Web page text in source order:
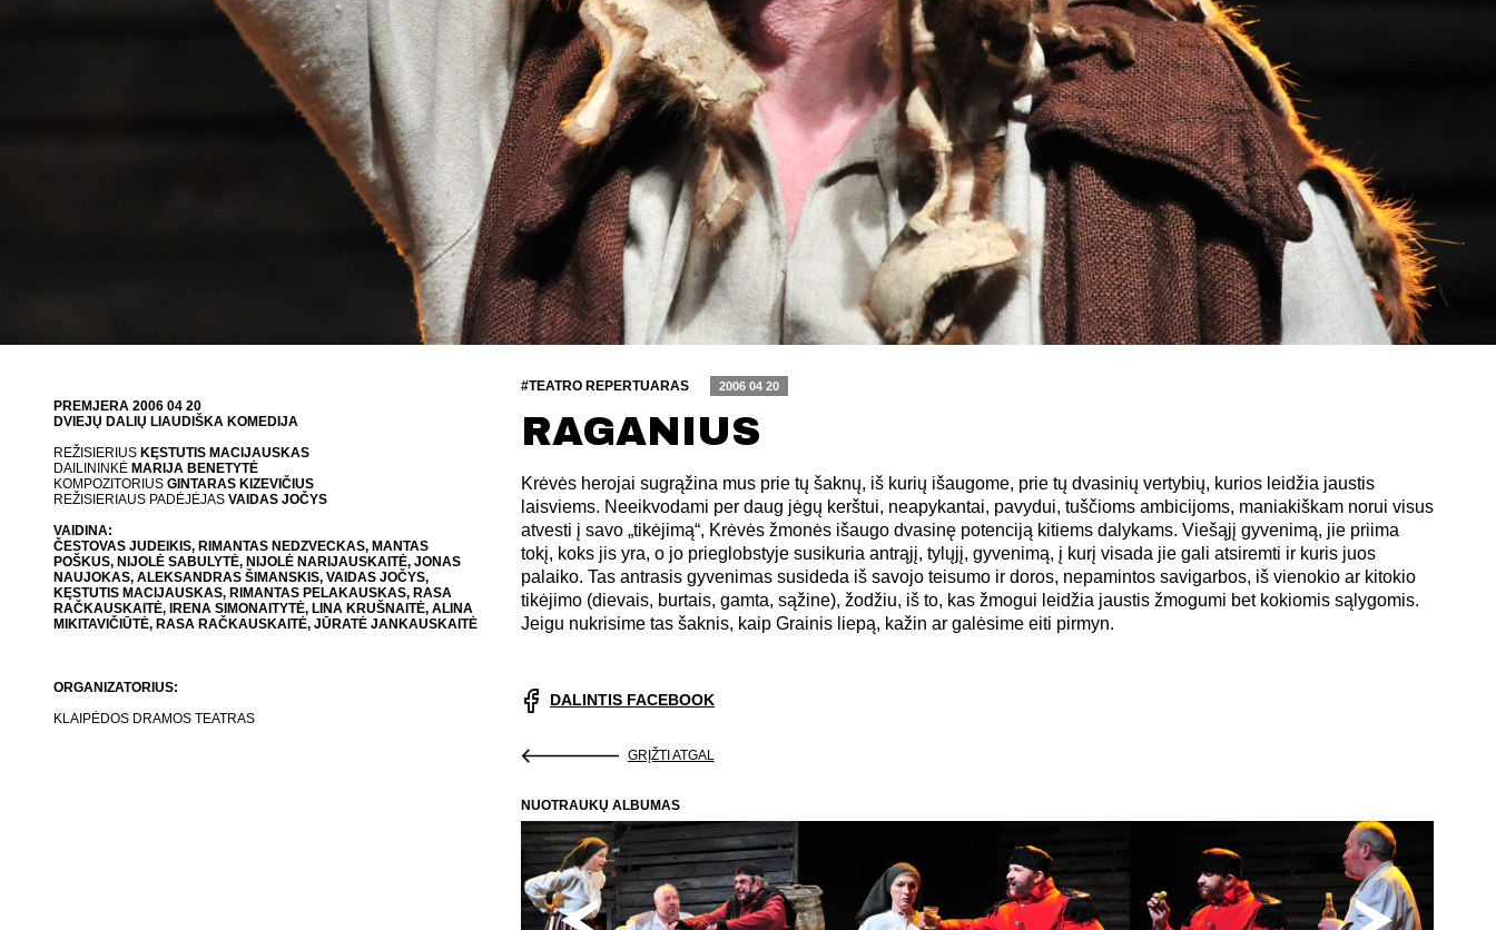
PREMJERA 2006 04 20
DVIEJŲ DALIŲ LIAUDIŠKA KOMEDIJA
REŽISIERIUS KĘSTUTIS MACIJAUSKAS
DAILININKĖ MARIJA BENETYTĖ
KOMPOZITORIUS GINTARAS KIZEVIČIUS
REŽISIERIAUS PADĖJĖJAS VAIDAS JOČYS
VAIDINA:
ČESTOVAS JUDEIKIS, RIMANTAS NEDZVECKAS, MANTAS
POŠKUS, NIJOLĖ SABULYTĖ, NIJOLĖ NARIJAUSKAITĖ, JONAS
NAUJOKAS, ALEKSANDRAS ŠIMANSKIS, VAIDAS JOČYS,
KĘSTUTIS MACIJAUSKAS, RIMANTAS PELAKAUSKAS, RASA
RAČKAUSKAITĖ, IRENA SIMONAITYTĖ, LINA KRUŠNAITĖ, ALINA
MIKITAVIČIŪTĖ, RASA RAČKAUSKAITĖ, JŪRATĖ JANKAUSKAITĖ
ORGANIZATORIUS:
KLAIPĖDOS DRAMOS TEATRAS
#TEATRO REPERTUARAS 2006 04 20
RAGANIUS
Krėvės herojai sugrąžina mus prie tų šaknų, iš kurių išaugome, prie tų dvasinių vertybių, kurios leidžia jaustis
laisviems. Neeikvodami per daug jėgų kerštui, neapykantai, pavydui, tuščioms ambicijoms, maniakiškam norui visus
atvesti į savo „tikėjimą“, Krėvės žmonės išaugo dvasinę potenciją kitiems dalykams. Viešąjį gyvenimą, jie priima
tokį, koks jis yra, o jo prieglobstyje susikuria antrąjį, tylųjį, gyvenimą, į kurį visada jie gali atsiremti ir kuris juos
palaiko. Tas antrasis gyvenimas susideda iš savojo teisumo ir doros, nepamintos savigarbos, iš vienokio ar kitokio
tikėjimo (dievais, burtais, gamta, sąžine), žodžiu, iš to, kas žmogui leidžia jaustis žmogumi bet kokiomis sąlygomis.
Jeigu nukrisime tas šaknis, kaip Grainis liepą, kažin ar galėsime eiti pirmyn.
DALINTIS FACEBOOK
GRĮŽTI ATGAL
NUOTRAUKŲ ALBUMAS